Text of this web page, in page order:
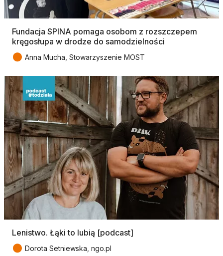
Fundacja SPINA pomaga osobom z rozszczepem
kręgosłupa w drodze do samodzielności
● Anna Mucha, Stowarzyszenie MOST
Lenistwo. Łąki to lubią [podcast]
● Dorota Setniewska, ngo.pl